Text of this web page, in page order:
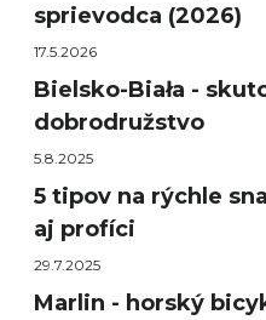
sprievodca (2026)
17.5.2026
Bielsko-Biała -
dobrodružstvo
5.8.2025
5 tipov na rýchle
aj profíci
29.7.2025
Marlin - horský